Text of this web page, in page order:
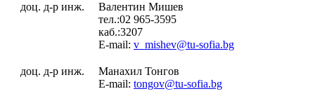
доц. д-р инж.
Валентин Мишев
тел.:02 965-3595
каб.:3207
E-mail: v_mishev@tu-sofia.bg
доц. д-р инж.
Манахил Тонгов
E-mail: tongov@tu-sofia.bg